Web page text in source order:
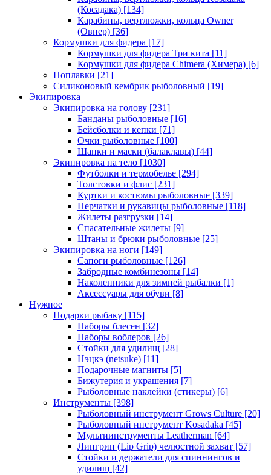
(Косадака) [134]
Карабины, вертлюжки, кольца Owner
(Овнер) [36]
Кормушки для фидера [17]
Кормушки для фидера Три кита [11]
Кормушки для фидера Chimera (Химера) [6]
Поплавки [21]
Силиконовый кембрик рыболовный [19]
Экипировка
Экипировка на голову [231]
Банданы рыболовные [16]
Бейсболки и кепки [71]
Очки рыболовные [100]
Шапки и маски (балаклавы) [44]
Экипировка на тело [1030]
Футболки и термобелье [294]
Толстовки и флис [231]
Куртки и костюмы рыболовные [339]
Перчатки и рукавицы рыболовные [118]
Жилеты разгрузки [14]
Спасательные жилеты [9]
Штаны и брюки рыболовные [25]
Экипировка на ноги [149]
Сапоги рыболовные [126]
Забродные комбинезоны [14]
Наколенники для зимней рыбалки [1]
Аксессуары для обуви [8]
Нужное
Подарки рыбаку [115]
Наборы блесен [32]
Наборы воблеров [26]
Стойки для удилищ [28]
Нэцкэ (netsuke) [11]
Подарочные магниты [5]
Бижутерия и украшения [7]
Рыболовные наклейки (стикеры) [6]
Инструменты [398]
Рыболовный инструмент Grows Culture [20]
Рыболовный инструмент Kosadaka [45]
Мультиинструменты Leatherman [64]
Липгрип (Lip Grip) челюстной захват [57]
Стойки и держатели для спиннингов и
удилищ [42]